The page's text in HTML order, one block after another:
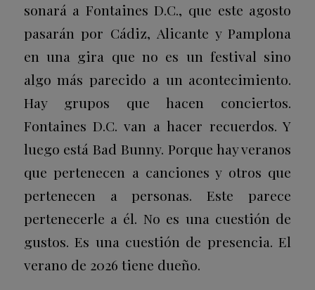
sonará a Fontaines D.C., que este agosto
pasarán por Cádiz, Alicante y Pamplona
en una gira que no es un festival sino
algo más parecido a un acontecimiento.
Hay grupos que hacen conciertos.
Fontaines D.C. van a hacer recuerdos. Y
luego está Bad Bunny. Porque hay veranos
que pertenecen a canciones y otros que
pertenecen a personas. Este parece
pertenecerle a él. No es una cuestión de
gustos. Es una cuestión de presencia. El
verano de 2026 tiene dueño.